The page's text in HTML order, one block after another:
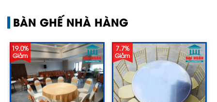
BÀN GHẾ NHÀ HÀNG
19.0%
Giảm
7.7%
Giảm